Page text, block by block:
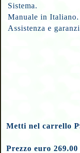
Sistema.
Manuale in Italiano.
Assistenza e
Metti nel carrello
Prezzo euro